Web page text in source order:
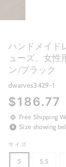
ハンドメイド
ューズ、女性
ン/ブラック
dwarves3429-1
Regular
price
$186.77
Free Shipping
Size showing
サイズ
5 5.5